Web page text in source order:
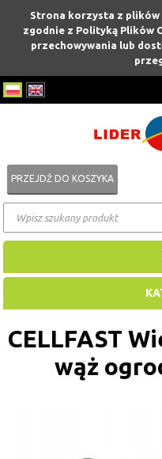
Strona korzysta z plików
zgodnie z Polityką Plików
przechowywania lub
PRZEJDŹ DO KOSZYKA
CELLFAST
wąż